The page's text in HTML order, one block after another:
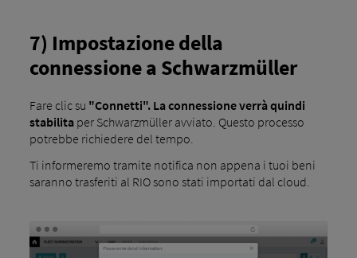
7) Impostazione della
connessione a Schwarzmüller
Fare clic su "Connetti". La connessione verrà quindi
stabilitaper Schwarzmüller avviato. Questo processo
potrebbe richiedere del tempo.
Ti informeremo tramite notifica non appena i tuoi beni
saranno trasferiti al RIO sono stati importati dal cloud.